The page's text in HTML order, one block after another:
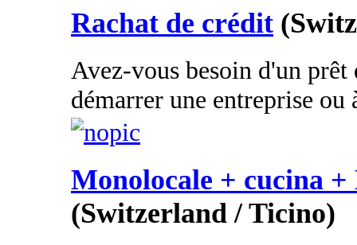
Rachat de crédit
Avez-vous besoin d'un
démarrer une entreprise ou
Monolocale + cucina +
(Switzerland / Ticino)